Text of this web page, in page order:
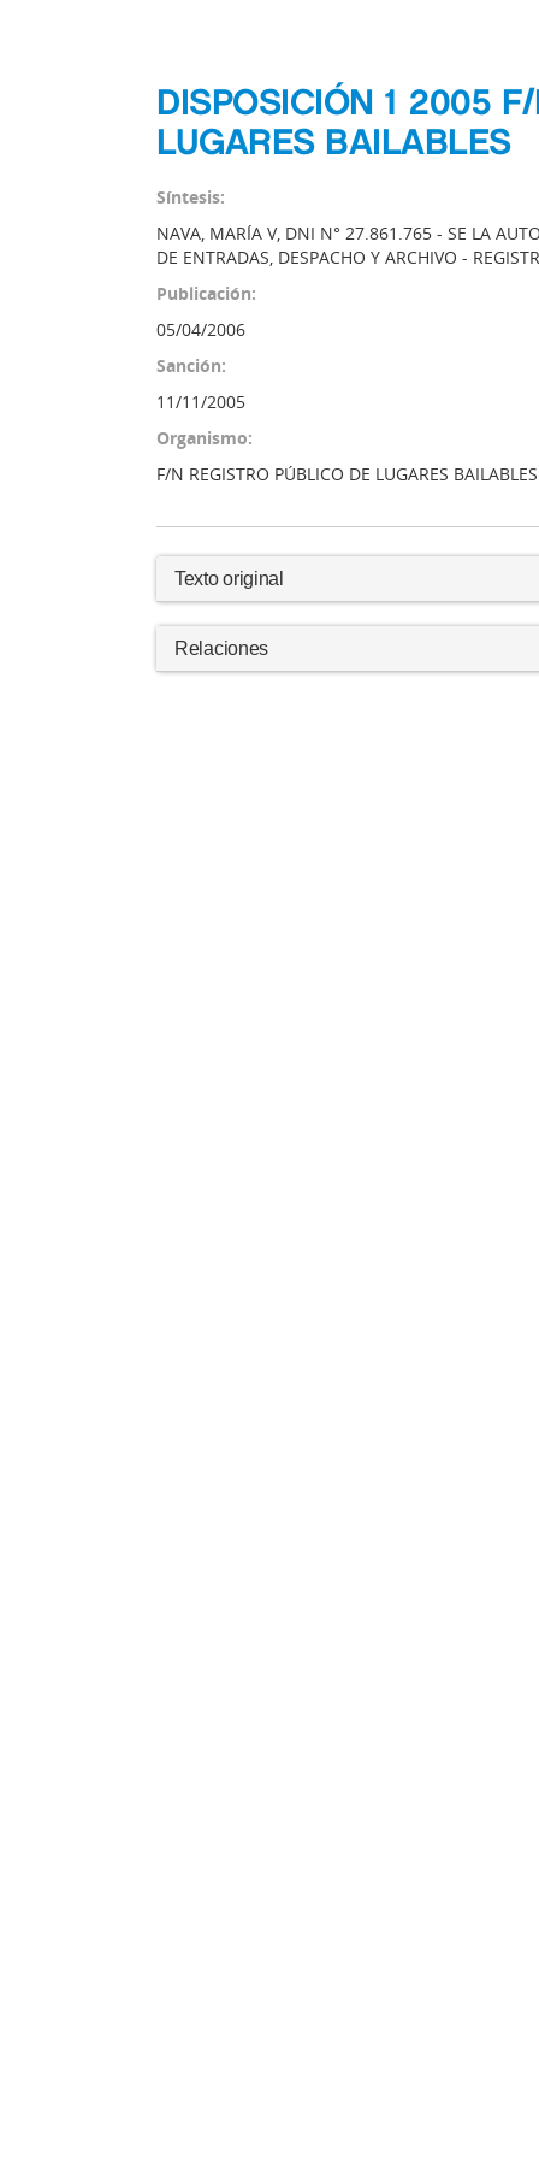
DISPOSICIÓN 1 2005
LUGARES BAILABLES
Síntesis:
NAVA, MARÍA V, DNI N° 27.861.765 - SE LA
DE ENTRADAS, DESPACHO Y ARCHIVO -
Publicación:
05/04/2006
Sanción:
11/11/2005
Organismo:
F/N REGISTRO PÚBLICO DE LUGARES BAILABLES
Texto original
Relaciones